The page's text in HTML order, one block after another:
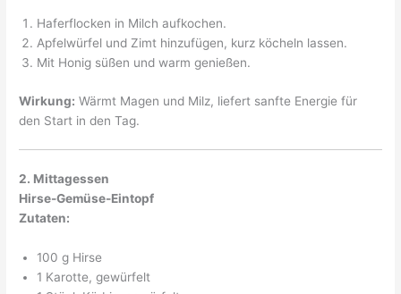
Haferflocken in Milch aufkochen.
Apfelwürfel und Zimt hinzufügen, kurz köcheln lassen.
Mit Honig süßen und warm genießen.
Wirkung: Wärmt Magen und Milz, liefert sanfte Energie für
den Start in den Tag.
2. Mittagessen
Hirse-Gemüse-Eintopf
Zutaten:
100 g Hirse
1 Karotte, gewürfelt